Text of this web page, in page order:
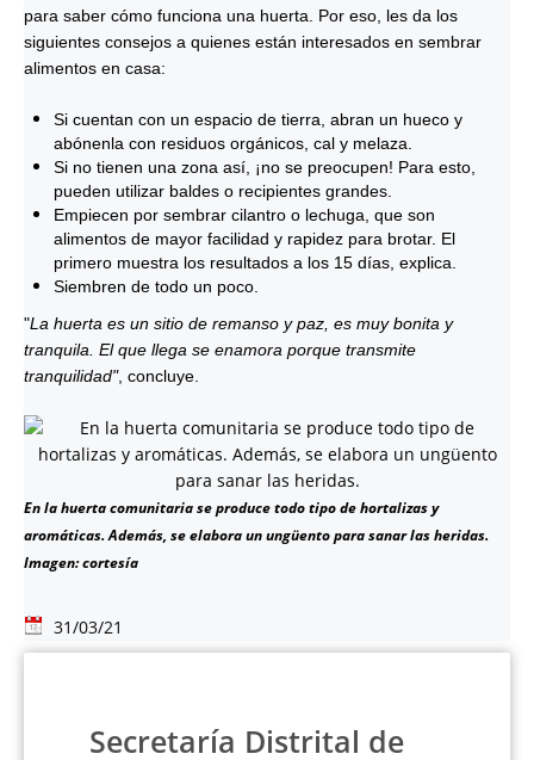
para saber cómo funciona una huerta. Por eso, les da los
siguientes consejos a quienes están interesados en sembrar
alimentos en casa:
Si cuentan con un espacio de tierra, abran un hueco y
abónenla con residuos orgánicos, cal y melaza.
Si no tienen una zona así, ¡no se preocupen! Para esto,
pueden utilizar baldes o recipientes grandes.
Empiecen por sembrar cilantro o lechuga, que son
alimentos de mayor facilidad y rapidez para brotar. El
primero muestra los resultados a los 15 días, explica.
Siembren de todo un poco.
"La huerta es un sitio de remanso y paz, es muy bonita y
tranquila. El que llega se enamora porque transmite
tranquilidad", concluye.
En la huerta comunitaria se produce todo tipo de hortalizas y
aromáticas. Además, se elabora un ungüento para sanar las heridas.
Imagen: cortesía
31/03/21
Secretaría Distrital de